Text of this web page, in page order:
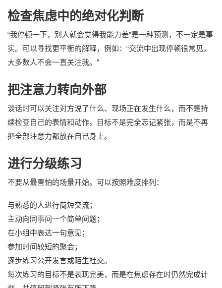
检查焦虑中的绝对化判断
“我停顿一下，别人就会觉得我能力差”是一种预测，不一定是事
实。可以寻找更平衡的解释，例如：“交流中出现停顿很常见，
大多数人不会一直关注我。”
把注意力转向外部
谈话时可以关注对方说了什么、现场正在发生什么，而不是持
续检查自己的表情和动作。目标不是完全忘记紧张，而是不再
把全部注意力都放在自己身上。
进行分级练习
不要从最害怕的场景开始。可以按照难度排列：
与熟悉的人进行简短交流；
主动向同事问一个简单问题；
在小组中表达一句意见；
参加时间较短的聚会；
逐步练习公开发言或陌生社交。
每次练习的目标不是表现完美，而是在焦虑存在时仍然完成计